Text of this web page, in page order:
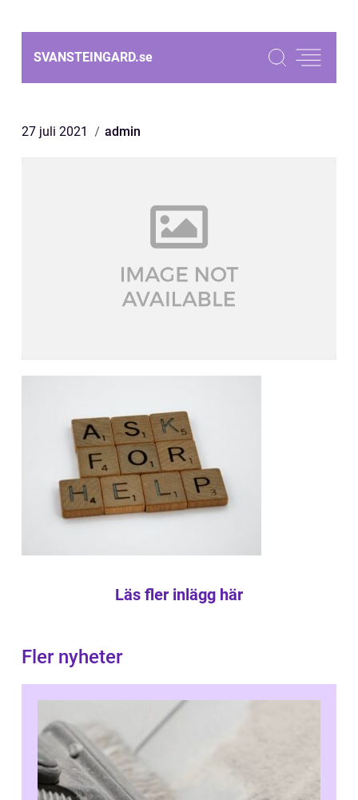
SVANSTEINGARD.se
27 juli 2021 admin
Läs fler inlägg här
Fler nyheter